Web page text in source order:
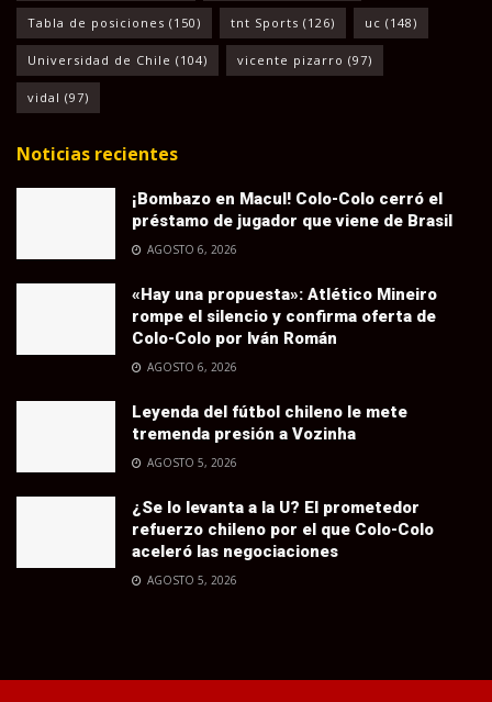
Tabla de posiciones (150) tnt Sports (126) uc (148)
Universidad de Chile (104) vicente pizarro (97)
vidal (97)
Noticias recientes
¡Bombazo en Macul! Colo-Colo cerró el
préstamo de jugador que viene de Brasil
AGOSTO 6, 2026
«Hay una propuesta»: Atlético Mineiro
rompe el silencio y confirma oferta de
Colo-Colo por Iván Román
AGOSTO 6, 2026
Leyenda del fútbol chileno le mete
tremenda presión a Vozinha
AGOSTO 5, 2026
¿Se lo levanta a la U? El prometedor
refuerzo chileno por el que Colo-Colo
aceleró las negociaciones
AGOSTO 5, 2026